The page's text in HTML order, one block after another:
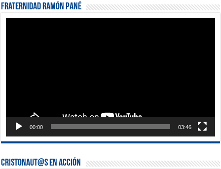
Fraternidad Ramón Pané
00:00 03:46
Cristonaut@s en Acción